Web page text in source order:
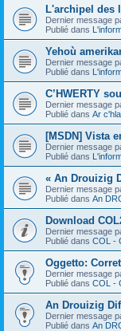
L'archipel des
Dernier message
Publié dans
Yehoù
Dernier message
Publié dans
C’HWERTY
Dernier message
Publié dans Ar
[MSDN] Vista
Dernier message
Publié dans
« An Drouizig
Dernier message
Publié dans An
Download
Dernier message
Publié dans COL -
Oggetto:
Dernier message
Publié dans COL -
An Drouizig
Dernier message
Publié dans An